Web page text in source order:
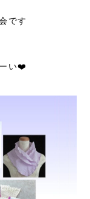
です
い❤️